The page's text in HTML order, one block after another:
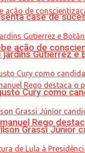
ação de
Rego
case de
Gutierrez
Cury como
Grassi Júnior